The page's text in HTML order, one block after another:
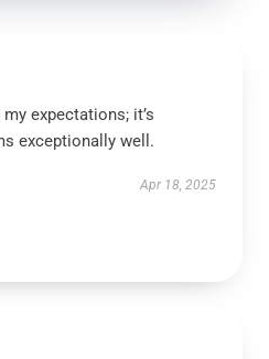
expectations; it’s
exceptionally well.
Apr 18, 2025